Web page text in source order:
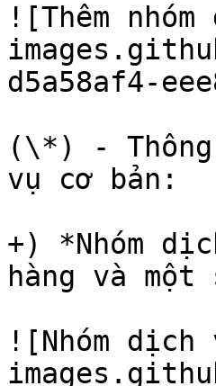
![Thêm
d5a58af4-
(\*) - Thông
vụ cơ bản:
+) *Nhóm
hàng và
![Nhóm